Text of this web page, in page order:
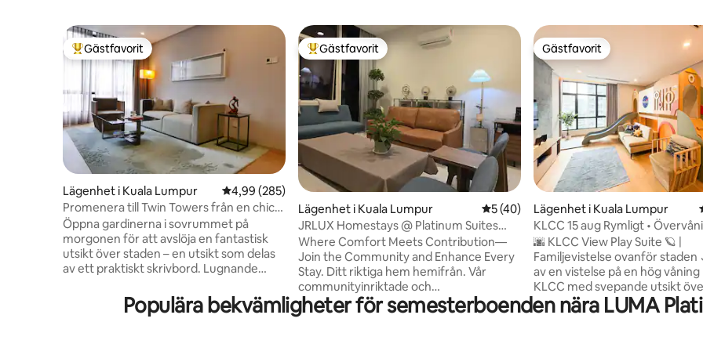
Populär gästfavorit
Gästfavorit
Lägenhet i Kuala Lumpur 4,99 av 5 i genomsnittligt betyg, 285 omdömen
4,99 (285)
Promenera till Twin Towers från en chic
och modern lägenhet med utsikt
Öppna gardinerna i sovrummet på
morgonen för att avslöja en fantastisk
utsikt över staden – en utsikt som delas
av ett praktiskt skrivbord. Lugnande
en sofistikerad känsla. Moderna
badrums- och köksdetaljer gör detta till
Populär gästfavorit
Gästfavorit
Lägenhet i Kuala Lumpur 5 av 5 i genomsnittligt betyg, 40
5 (40)
JRLUX Homestays @ Platinum Suites
KLCC
Where Comfort Meets Contribution—
Join the Community and Enhance Every
Stay. Ditt riktiga hem hemifrån. Vår
communityinriktade och
självbetjäningsbaserade modell för
boende hos en värdfamilj är utformad
Gästfavorit
Gästfavorit
Lägenhet i Kuala Lumpur
KLCC 15 aug Rymligt •
Badkar + rutschkana
🌆 KLCC View Play Suite 🪐 |
Familjevistelse ovanför staden 🌙✨
av en vistelse på en hög våning
KLCC med svepande utsikt
designad för roliga och
utflykter. Titta på skylinen lysa
Populära bekvämligheter för semesterboenden nära LUMA